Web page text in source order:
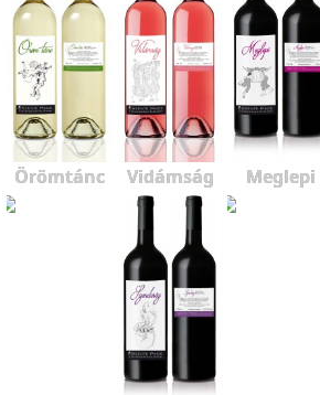
Örömtánc Vidámság Meglepi